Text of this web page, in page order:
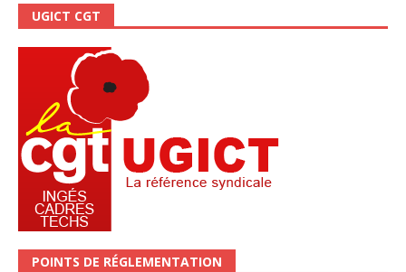
UGICT CGT
POINTS DE RÉGLEMENTATION